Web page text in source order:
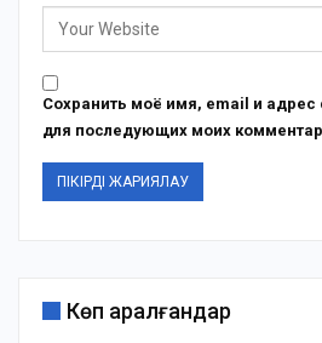
Сохранить моё имя, email и адрес
для последующих моих
Көп қаралғандар